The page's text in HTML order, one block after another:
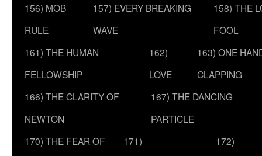
156) MOB
RULE
157) EVERY BREAKING
WAVE
158) THE
FOOL
161) THE HUMAN
FELLOWSHIP
162)
LOVE
163) ONE
CLAPPING
166) THE CLARITY OF
NEWTON
167) THE DANCING
PARTICLE
170) THE FEAR OF
171)
172)